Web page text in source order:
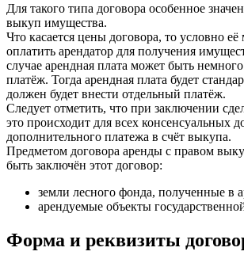
Для такого типа договора особенное
выкуп имущества.
Что касается цены договора, то условно
оплатить арендатор для получения
случае арендная плата может быть
платёж. Тогда арендная плата будет
должен будет внести отдельный платёж.
Следует отметить, что при заключении
это происходит для всех консенсуальных
дополнительного платежа в счёт выкупа.
Предметом договора аренды с правом
быть заключён этот договор:
земли лесного фонда, полученные в
арендуемые объекты
Форма и реквизиты